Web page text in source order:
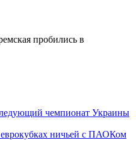
пробились в
чемпионат Украины
ничьей с ПАОКом